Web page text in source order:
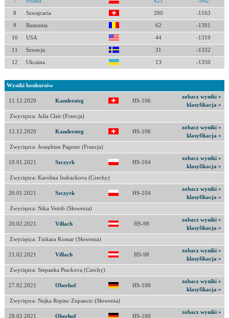
8 Szwajcaria 200 -1163
9 Rumunia 62 -1301
10 USA 44 -1319
11 Szwecja 31 -1332
12 Ukraina 13 -1350
Wyniki konkursów
11.12.2020 Kandersteg HS-106
zobacz wyniki »
klasyfikacja »
Zwycięzca: Julia Clair (Francja)
12.12.2020 Kandersteg HS-106
zobacz wyniki »
klasyfikacja »
Zwycięzca: Josephine Pagnier (Francja)
19.01.2021 Szczyrk HS-104
zobacz wyniki »
klasyfikacja »
Zwycięzca: Karolina Indrackova (Czechy)
20.01.2021 Szczyrk HS-104
zobacz wyniki »
klasyfikacja »
Zwycięzca: Nika Vetrih (Słowenia)
20.02.2021 Villach HS-98
zobacz wyniki »
klasyfikacja »
Zwycięzca: Tinkara Komar (Słowenia)
21.02.2021 Villach HS-98
zobacz wyniki »
klasyfikacja »
Zwycięzca: Stepanka Ptackova (Czechy)
27.02.2021 Oberhof HS-100
zobacz wyniki »
klasyfikacja »
Zwycięzca: Nejka Repinc Zupancic (Słowenia)
28.02.2021 Oberhof HS-100
zobacz wyniki »